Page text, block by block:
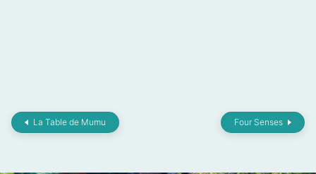
La Table de Mumu Four Senses